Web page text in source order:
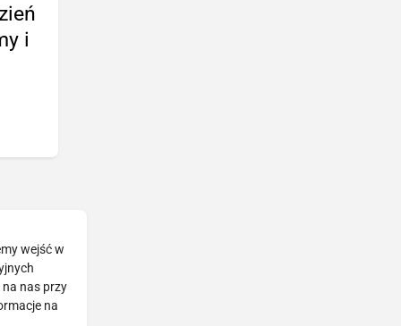
i
wejść w
nas przy
na